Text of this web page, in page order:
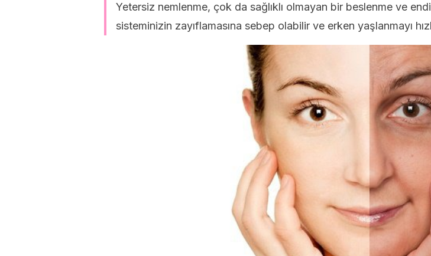
Yetersiz nemlenme, çok da sağlıklı olmayan bir beslenme ve
sisteminizin zayıflamasına sebep olabilir ve erken yaşlanmayı